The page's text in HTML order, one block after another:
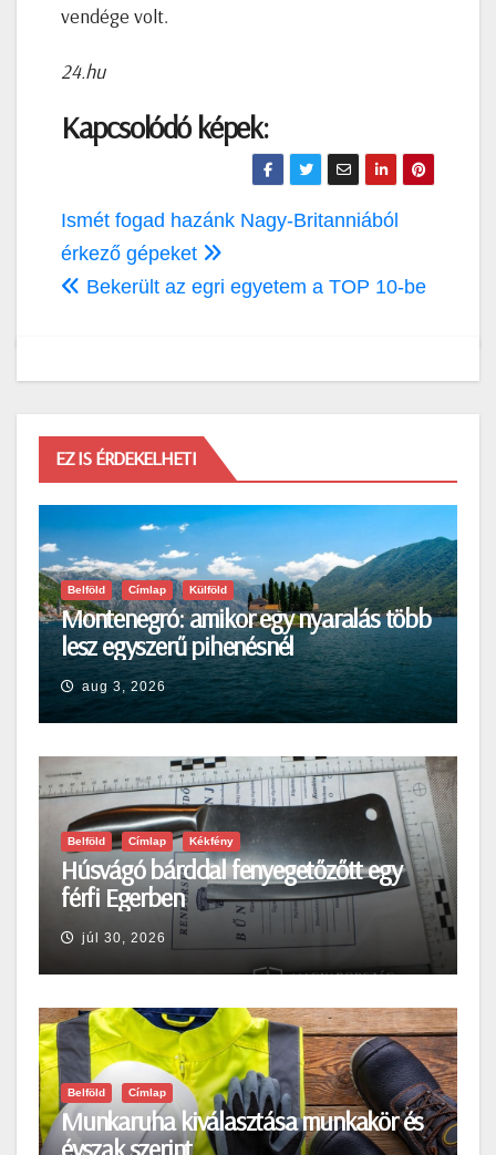
vendége volt.
24.hu
Kapcsolódó képek:
Bejegyzés
navigáció
Ismét fogad hazánk Nagy-Britanniából
érkező gépeket
Bekerült az egri egyetem a TOP 10-be
EZ IS ÉRDEKELHETI
Belföld Címlap Külföld
Montenegró: amikor egy nyaralás több
lesz egyszerű pihenésnél
aug 3, 2026
Belföld Címlap Kékfény
Húsvágó bárddal fenyegetőzőtt egy
férfi Egerben
júl 30, 2026
Belföld Címlap
Munkaruha kiválasztása munkakör és
évszak szerint